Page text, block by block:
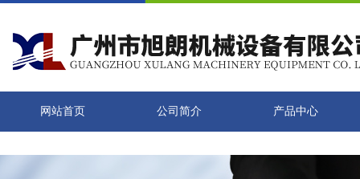
网站首页 公司简介 产品中心